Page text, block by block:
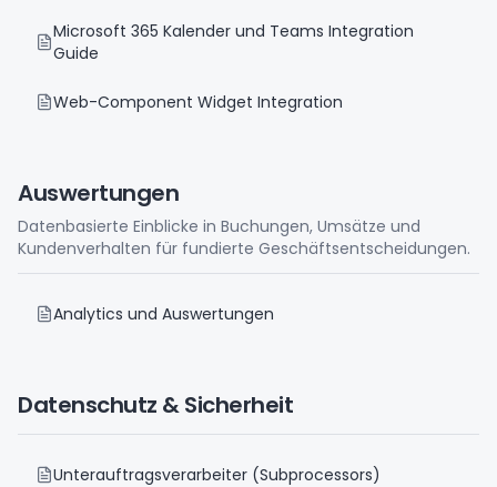
Microsoft 365 Kalender und Teams Integration
Guide
Web-Component Widget Integration
Auswertungen
Datenbasierte Einblicke in Buchungen, Umsätze und
Kundenverhalten für fundierte Geschäftsentscheidungen.
Analytics und Auswertungen
Datenschutz & Sicherheit
Unterauftragsverarbeiter (Subprocessors)